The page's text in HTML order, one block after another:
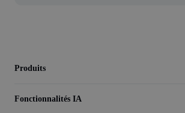
Produits
Fonctionnalités IA